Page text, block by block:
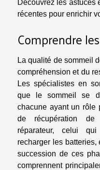
Découvrez les astuces
récentes pour enrichir
Comprendre
La qualité de sommeil
compréhension et du
Les spécialistes en
que le sommeil se
chacune ayant un rôle
de récupération de
réparateur, celui
recharger les
succession de ces
comprennent